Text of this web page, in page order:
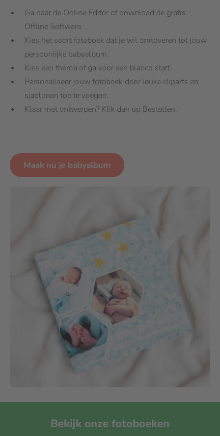
Ga naar de Online Editor of download de gratis
Offline Software.
Kies het soort fotoboek dat je wil omtoveren tot jouw
persoonlijke babyalbum.
Kies een thema of ga voor een blanco start.
Personaliseer jouw fotoboek door leuke cliparts en
sjablonen toe te voegen.
Klaar met ontwerpen? Klik dan op Bestellen.
Maak nu je babyalbum
Bekijk onze fotoboeken